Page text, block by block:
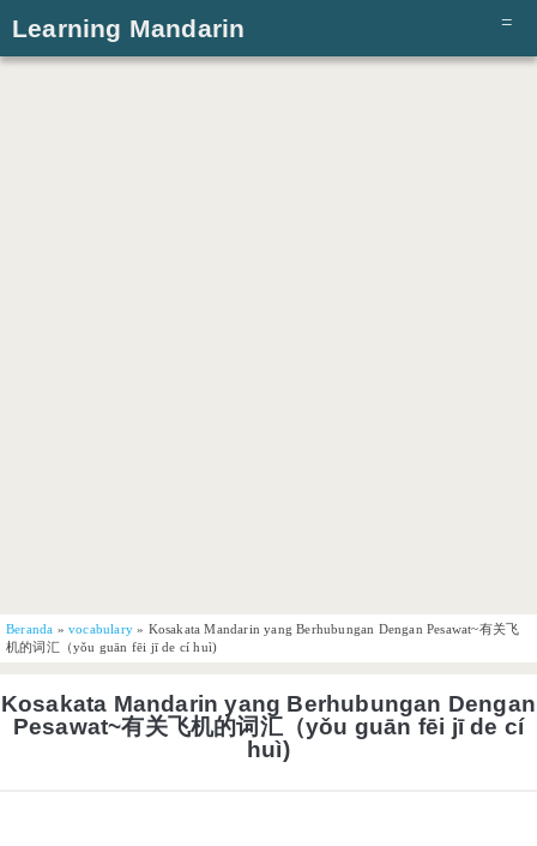
Learning Mandarin
Beranda »vocabulary » Kosakata Mandarin yang Berhubungan Dengan Pesawat~有关飞
机的词汇（yǒu guān fēi jī de cí huì)
Kosakata Mandarin yang Berhubungan Dengan
Pesawat~有关飞机的词汇（yǒu guān fēi jī de cí
huì)